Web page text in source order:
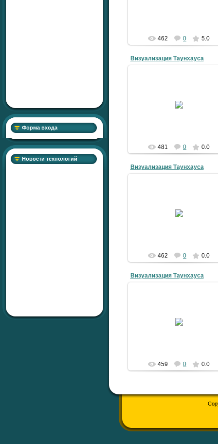
Форма входа
Новости технологий
462 0 5.0
Визуализация Таунхауса
481 0 0.0
Визуализация Таунхауса
462 0 0.0
Визуализация Таунхауса
459 0 0.0